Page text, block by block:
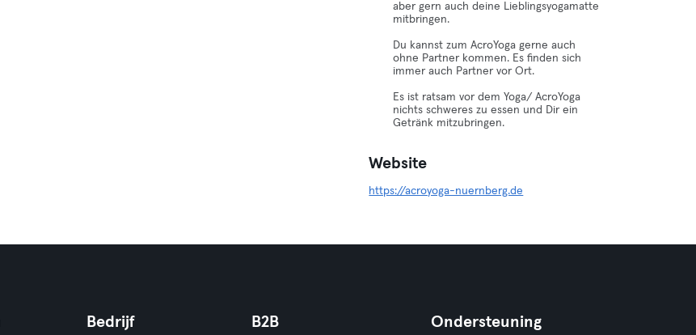
aber gern auch deine Lieblingsyogamatte
mitbringen.
Du kannst zum AcroYoga gerne auch
ohne Partner kommen. Es finden sich
immer auch Partner vor Ort.
Es ist ratsam vor dem Yoga/ AcroYoga
nichts schweres zu essen und Dir ein
Getränk mitzubringen.
Website
https://acroyoga-nuernberg.de
Bedrijf B2B Ondersteuning